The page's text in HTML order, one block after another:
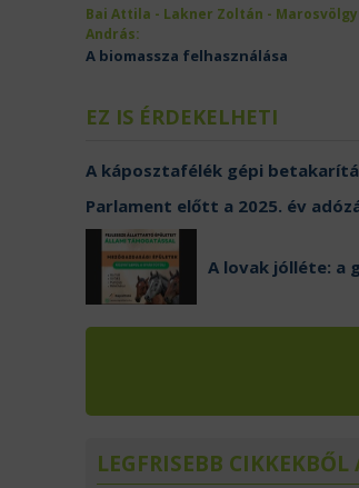
Bai Attila - Lakner Zoltán -
András:
A biomassza felhasználása
EZ IS ÉRDEKELHETI
A káposztafélék gépi
Parlament előtt a 2025. év
A lovak jólléte: a
LEGFRISEBB CIKKEKBŐL